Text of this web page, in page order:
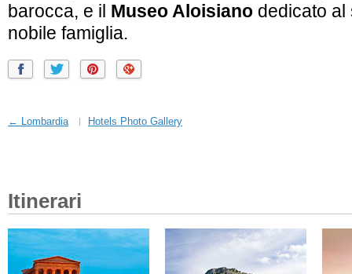
barocca, e il Museo Aloisiano dedicato al
nobile famiglia.
← Lombardia Hotels Photo Gallery
Itinerari